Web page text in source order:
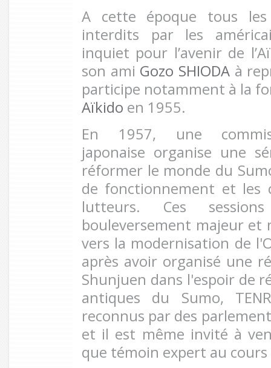
A cette époque tous
interdits par les
inquiet pour l’avenir de
son ami Gozo SHIODAà
participe notamment à la
Aïkido en 1955.
En 1957, une
japonaise organise une
réformer le monde du
de fonctionnement et les
lutteurs. Ces
bouleversement majeur et
vers la modernisation de
après avoir organisé une
Shunjuen dans l'espoir de
antiques du Sumo,
reconnus par des
et il est même invité à
que témoin expert au cours